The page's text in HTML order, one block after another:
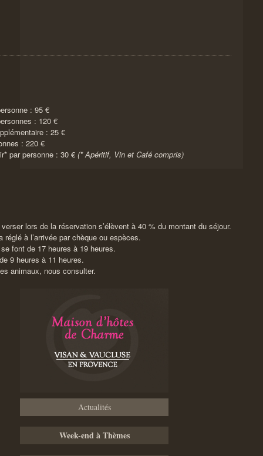
: 95 €
: 120 €
: 25 €
: 220 €
par personne : 30 €(* Apéritif, Vin et Café compris)
lors de la réservation s’élèvent à 40 % du montant du séjour.
réglé à l’arrivée par chèque ou espèces.
font de 17 heures à 19 heures.
9 heures à 11 heures.
animaux, nous consulter.
Actualités
Week-end à Thèmes